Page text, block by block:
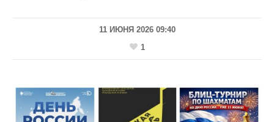
11 ИЮНЯ 2026 09:40
1